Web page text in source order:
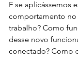
E se aplicássemos
comportamento
trabalho? Como
desse novo
conectado? Como